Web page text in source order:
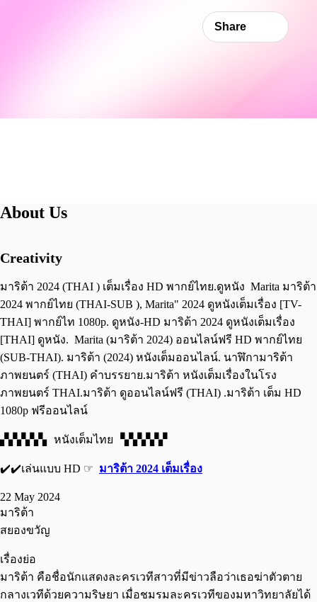
Share
About Us
Creativity
มาริต้า 2024 (THAI ) เต็มเรื่อง HD พากย์ไทย.ดูหนัง Marita มาริต้า
2024 พากย์ไทย (THAI-SUB ), Marita" 2024 ดูหนังเต็มเรื่อง [TV-
THAI] พากย์ไท 1080p. ดูหนัง-HD มาริต้า 2024 ดูหนังเต็มเรื่อง
[THAI] ดูหนัง. Marita (มาริต้า 2024) ออนไลน์ฟรี HD พากย์ไทย
(SUB-THAI). มาริต้า (2024) หนังเต็มออนไลน์. นาฬิกามาริต้า
ภาพยนตร์ (THAI) คำบรรยาย.มาริต้า หนังเต็มเรื่องในโรง
ภาพยนตร์ THAI.มาริต้า ดูออนไลน์ฟรี (THAI) .มาริต้า เต็ม HD
1080p ฟรีออนไลน์
▞▞▞▞▞▖ หนังเต็มไทย ▝▞▞▞▞▞
✔️✔️เล่นแบบ HD ☞ มาริต้า 2024 เต็มเรื่อง
22 May 2024
มาริต้า
สยองขวัญ
เรื่องย่อ
มาริต้า คือชื่อนักแสดงละครเวทีสาวที่มีข่าวลือว่าเธอฆ่าตัวตาย
กลางเวทีด้วยความริษยา เมื่อชมรมละครเวทีของมหาวิทยาลัยได้